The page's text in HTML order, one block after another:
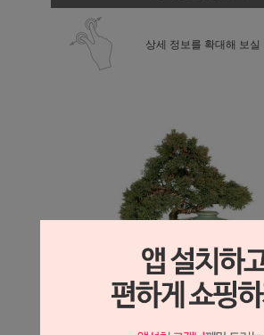
상세 정보를 확대해 보실